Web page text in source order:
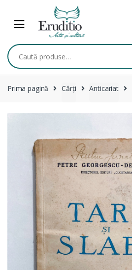
navigation
content
Caută
după:
Prima pagină Cărți Anticariat